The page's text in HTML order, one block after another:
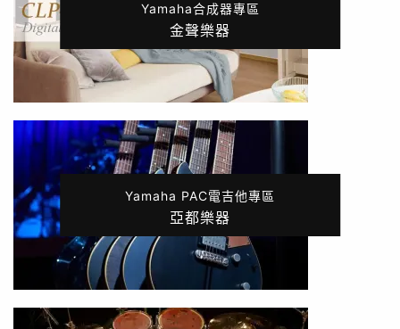
Yamaha合成器專區
金聲樂器
Yamaha PAC電吉他專區
亞都樂器